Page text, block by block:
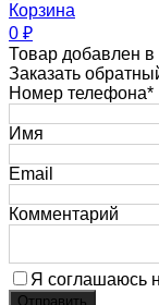
Корзина
0 ₽
Товар добавлен в
Заказать
Номер телефона*
Имя
Email
Комментарий
Я соглашаюсь